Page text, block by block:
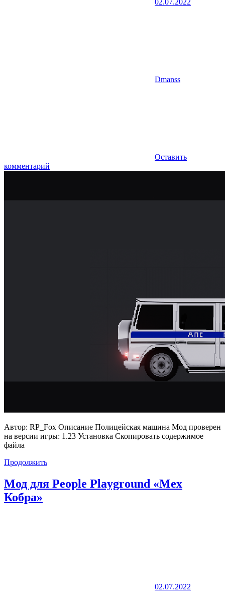
Dmanss
Оставить
комментарий
Автор: RP_Fox Описание Полицейская машина Мод проверен
на версии игры: 1.23 Установка Скопировать содержимое
файла
Продолжить
Мод для People Playground «Мех
Кобра»
02.07.2022